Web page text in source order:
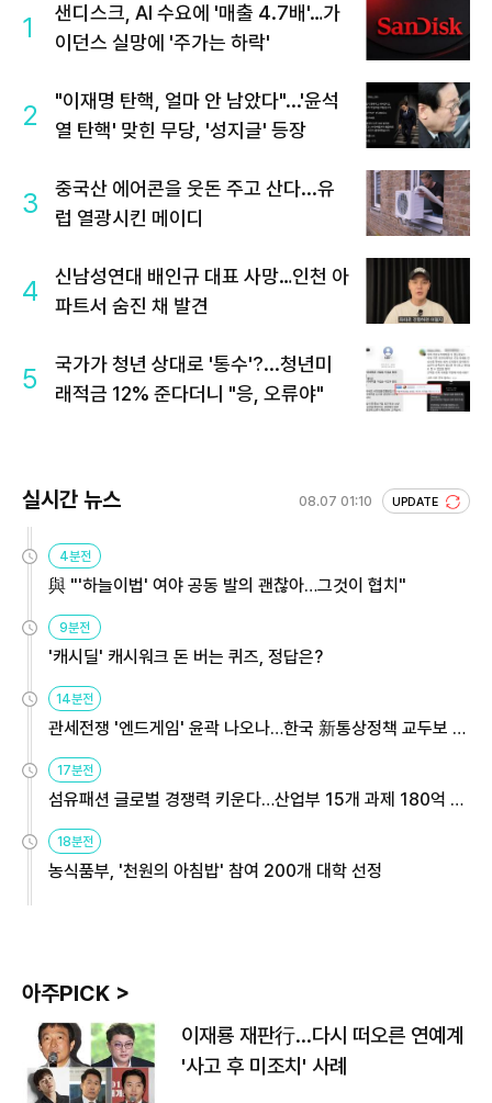
1
샌디스크, AI 수요에 '매출 4.7배'…가
이던스 실망에 '주가는 하락'
2
"이재명 탄핵, 얼마 안 남았다"...'윤석
열 탄핵' 맞힌 무당, '성지글' 등장
3
중국산 에어콘을 웃돈 주고 산다...유
럽 열광시킨 메이디
4
신남성연대 배인규 대표 사망…인천 아
파트서 숨진 채 발견
5
국가가 청년 상대로 '통수'?...청년미
래적금 12% 준다더니 "응, 오류야"
실시간 뉴스 08.07 01:10 UPDATE
4분전
與 "'하늘이법' 여야 공동 발의 괜찮아…그것이 협치"
9분전
'캐시딜' 캐시워크 돈 버는 퀴즈, 정답은?
14분전
관세전쟁 '엔드게임' 윤곽 나오나…한국 新통상정책 교두보 활
용해야
17분전
섬유패션 글로벌 경쟁력 키운다…산업부 15개 과제 180억 지
원
18분전
농식품부, '천원의 아침밥' 참여 200개 대학 선정
아주PICK >
이재룡 재판行…다시 떠오른 연예계
'사고 후 미조치' 사례